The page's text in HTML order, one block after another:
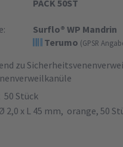
PACK 50ST
Surflo® WP Mandrin
Terumo (GPSR
zu
Stück
2,0 x L 45 mm, orange, 50